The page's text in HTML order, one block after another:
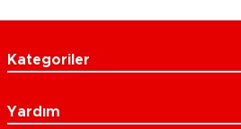
Kategoriler
Yardım